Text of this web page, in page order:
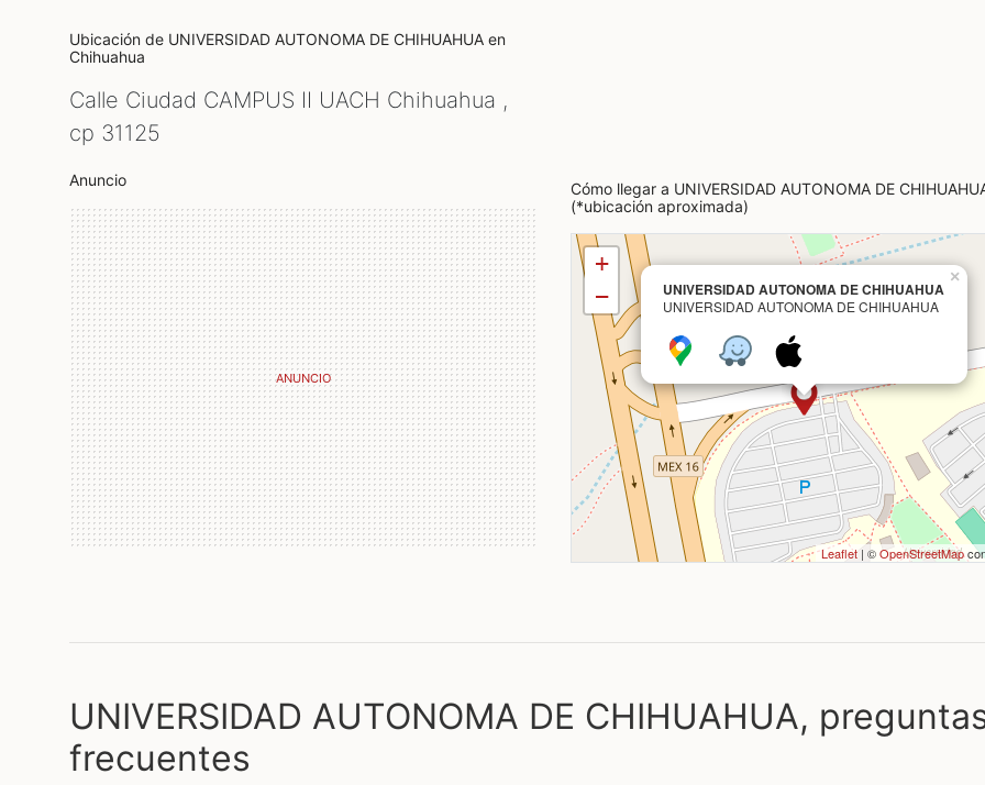
Ubicación de UNIVERSIDAD AUTONOMA DE CHIHUAHUA en
Chihuahua
Calle Ciudad CAMPUS II UACH Chihuahua ,
cp 31125
Anuncio
Cómo llegar a UNIVERSIDAD AUTONOMA DE
(*ubicación aproximada)
UNIVERSIDAD AUTONOMA DE CHIHUAHUA
UNIVERSIDAD AUTONOMA DE CHIHUAHUA
×
+
−
Leaflet | ©OpenStreetMap
UNIVERSIDAD AUTONOMA DE CHIHUAHUA,
frecuentes